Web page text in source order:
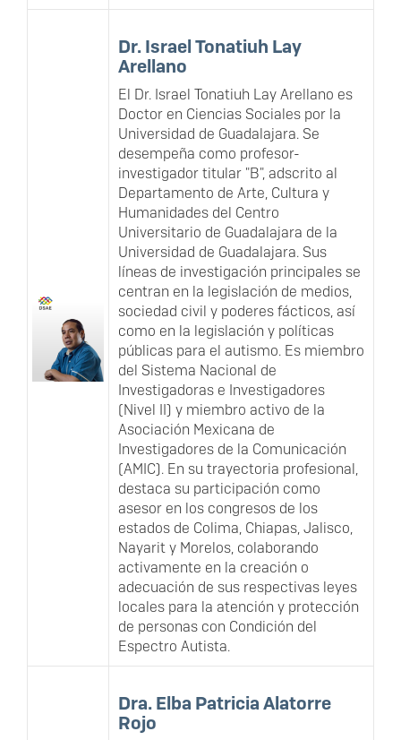
Dr. Israel Tonatiuh Lay
Arellano
El Dr. Israel Tonatiuh Lay Arellano es
Doctor en Ciencias Sociales por la
Universidad de Guadalajara. Se
desempeña como profesor-
investigador titular "B", adscrito al
Departamento de Arte, Cultura y
Humanidades del Centro
Universitario de Guadalajara de la
Universidad de Guadalajara. Sus
líneas de investigación principales se
centran en la legislación de medios,
sociedad civil y poderes fácticos, así
como en la legislación y políticas
públicas para el autismo. Es miembro
del Sistema Nacional de
Investigadoras e Investigadores
(Nivel II) y miembro activo de la
Asociación Mexicana de
Investigadores de la Comunicación
(AMIC). En su trayectoria profesional,
destaca su participación como
asesor en los congresos de los
estados de Colima, Chiapas, Jalisco,
Nayarit y Morelos, colaborando
activamente en la creación o
adecuación de sus respectivas leyes
locales para la atención y protección
de personas con Condición del
Espectro Autista.
Dra. Elba Patricia Alatorre
Rojo